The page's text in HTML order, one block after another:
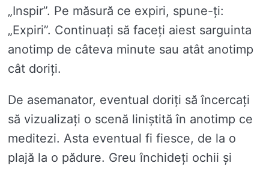
„Inspir”. Pe măsură ce expiri, spune-ți:
„Expiri”. Continuați să faceți aiest sarguinta
anotimp de câteva minute sau atât anotimp
cât doriți.
De asemanator, eventual doriți să încercați
să vizualizați o scenă liniștită în anotimp ce
meditezi. Asta eventual fi fiesce, de la o
plajă la o pădure. Greu închideți ochii și